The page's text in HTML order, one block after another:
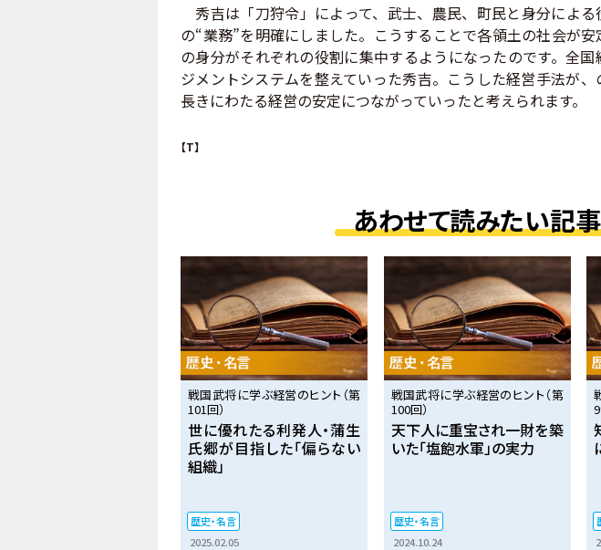
秀吉は「刀狩令」によって、武士、農民、町民と身分によ
の“業務”を明確にしました。こうすることで各領土の社会が
の身分がそれぞれの役割に集中するようになったのです。全
ジメントシステムを整えていった秀吉。こうした経営手法が
長きにわたる経営の安定につながっていったと考えられます。
【T】
あわせて読みたい記事
戦国武将に学ぶ経営のヒント（第
101回）
世に優れたる利発人・蒲生
氏郷が目指した「偏らない
組織」
歴史・名言
2025.02.05
戦国武将に学ぶ経営のヒント（第
100回）
天下人に重宝され一財を築
いた「塩飽水軍」の実力
歴史・名言
2024.10.24